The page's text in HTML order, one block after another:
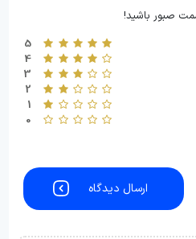
صبور باشید!
5
4
3
2
1
0
ارسال دیدگاه